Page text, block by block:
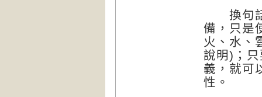
換句話
備，只是
火、水、
說明)；
義，就可
性。